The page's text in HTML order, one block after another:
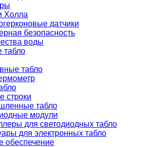
Холла
датчики
безопасность
воды
табло
табло
строки
табло
модули
для светодиодных табло
для электронных табло
обеспечение